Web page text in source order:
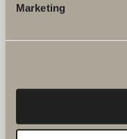
Marketing